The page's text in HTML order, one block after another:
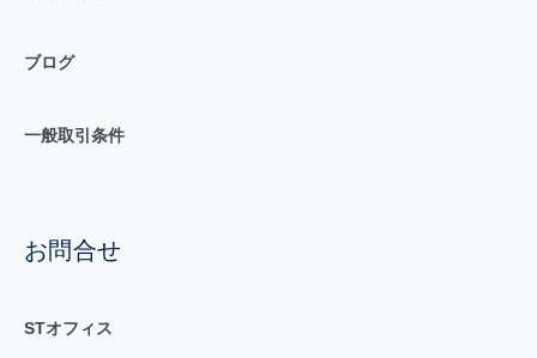
ブログ
一般取引条件
お問合せ
STオフィス